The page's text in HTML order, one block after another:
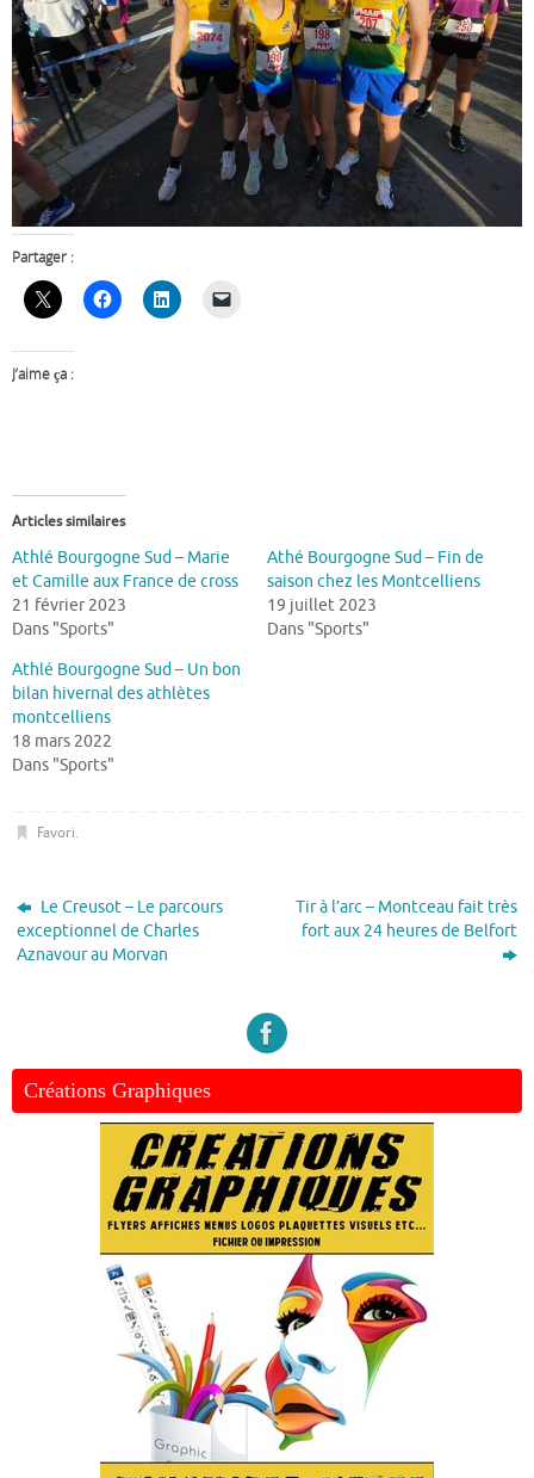
Partager :
J’aime ça :
Articles similaires
Athlé Bourgogne Sud – Marie
et Camille aux France de cross
21 février 2023
Dans "Sports"
Athé Bourgogne Sud – Fin de
saison chez les Montcelliens
19 juillet 2023
Dans "Sports"
Athlé Bourgogne Sud – Un bon
bilan hivernal des athlètes
montcelliens
18 mars 2022
Dans "Sports"
Favori.
Le Creusot – Le parcours
exceptionnel de Charles
Aznavour au Morvan
Tir à l’arc – Montceau fait très
fort aux 24 heures de Belfort
Créations Graphiques